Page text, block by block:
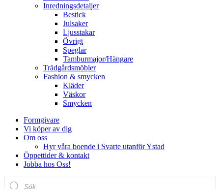
Inredningsdetaljer
Bestick
Julsaker
Ljusstakar
Övrigt
Speglar
Tamburmajor/Hängare
Trädgårdsmöbler
Fashion & smycken
Kläder
Väskor
Smycken
Formgivare
Vi köper av dig
Om oss
Hyr våra boende i Svarte utanför Ystad
Öppettider & kontakt
Jobba hos Oss!
Produktsökning